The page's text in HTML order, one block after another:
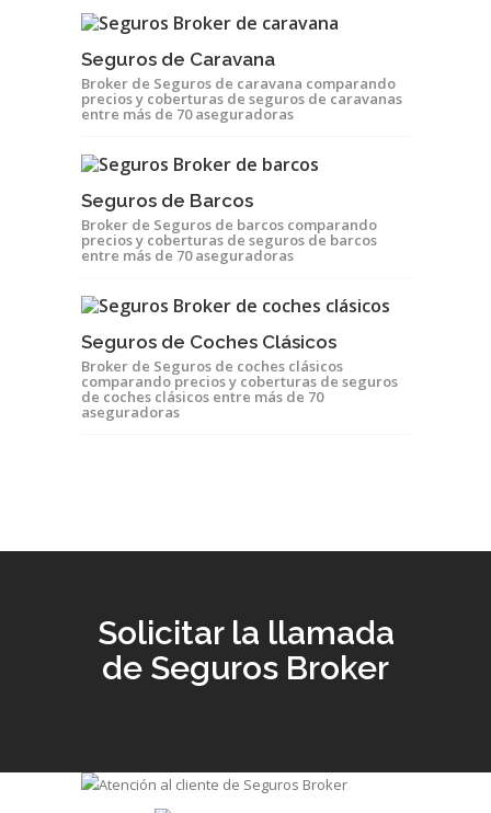
Seguros de Caravana
Broker de Seguros de caravana comparando
precios y coberturas de seguros de caravanas
entre más de 70 aseguradoras
Seguros de Barcos
Broker de Seguros de barcos comparando
precios y coberturas de seguros de barcos
entre más de 70 aseguradoras
Seguros de Coches Clásicos
Broker de Seguros de coches clásicos
comparando precios y coberturas de seguros
de coches clásicos entre más de 70
aseguradoras
Solicitar la llamada
de Seguros Broker